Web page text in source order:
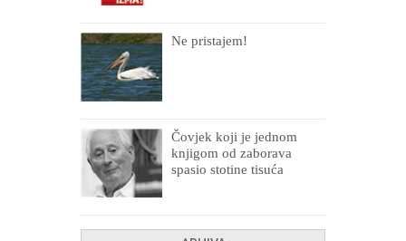
Ne pristajem!
Čovjek koji je jednom
knjigom od zaborava
spasio stotine tisuća